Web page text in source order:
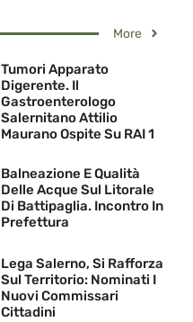
More
Tumori Apparato
Digerente. Il
Gastroenterologo
Salernitano Attilio
Maurano Ospite Su RAI 1
Balneazione E Qualità
Delle Acque Sul Litorale
Di Battipaglia. Incontro In
Prefettura
Lega Salerno, Si Rafforza
Sul Territorio: Nominati I
Nuovi Commissari
Cittadini